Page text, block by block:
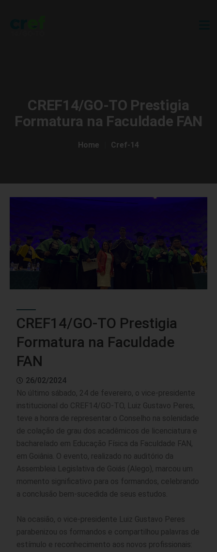
CREF14/GO-TO Prestigia
Formatura na Faculdade FAN
Home Cref-14
CREF14/GO-TO Prestigia
Formatura na Faculdade
FAN
26/02/2024
No último sábado, 24 de fevereiro, o vice-presidente
institucional do CREF14/GO-TO, Luiz Gustavo Peres,
teve a honra de representar o Conselho na solenidade
de colação de grau dos acadêmicos de licenciatura e
bacharelado em Educação Física da Faculdade FAN,
em Goiânia. O evento, realizado no auditório da
Assembleia Legislativa de Goiás (Alego), marcou um
momento significativo para os formandos, celebrando
a conclusão bem-sucedida de seus estudos.
Na ocasião, o vice-presidente Luiz Gustavo Peres
parabenizou os formandos e compartilhou palavras de
estímulo e reconhecimento aos novos profissionais: